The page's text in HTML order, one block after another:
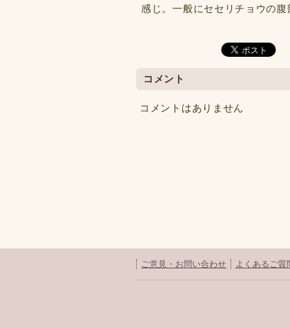
感じ。一般にセセリチョウの
コメント
コメントはありません
ご意見・お問い合わせ よくあるご質